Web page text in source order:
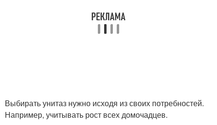
Выбирать унитаз нужно исходя из своих потребностей.
Например, учитывать рост всех домочадцев.